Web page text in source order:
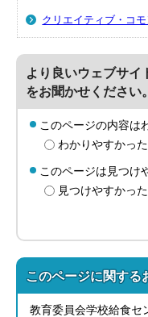
クリエイティブ・コ
より良いウェブサイ
をお聞かせください。
このページの内容は
わかりやすかった
このページは見つけ
見つけやすかった
このページに関する
教育委員会学校給食セ